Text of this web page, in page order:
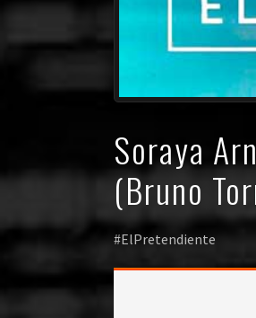
Soraya
(Bruno
#ElPretendiente